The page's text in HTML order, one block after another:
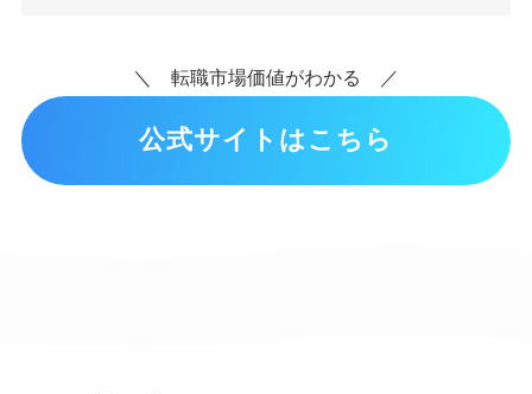
＼ 転職市場価値がわかる ／
公式サイトはこちら